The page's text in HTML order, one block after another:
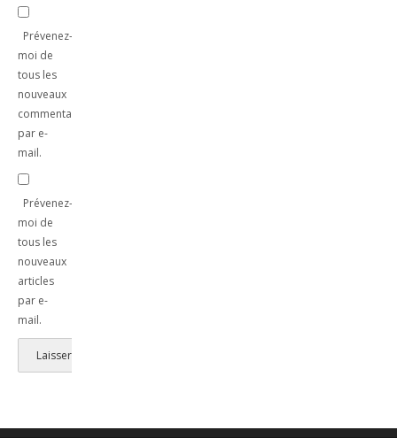
Prévenez-
moi de
tous les
nouveaux
commentaires
par e-
mail.
Prévenez-
moi de
tous les
nouveaux
articles
par e-
mail.